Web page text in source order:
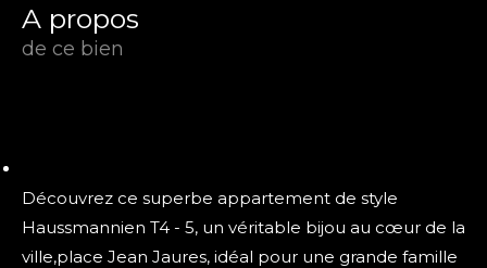
a propos
de ce bien
Découvrez ce superbe appartement de style
Haussmannien T4 - 5, un véritable bijou au cœur de la
ville,place Jean Jaures, idéal pour une grande famille